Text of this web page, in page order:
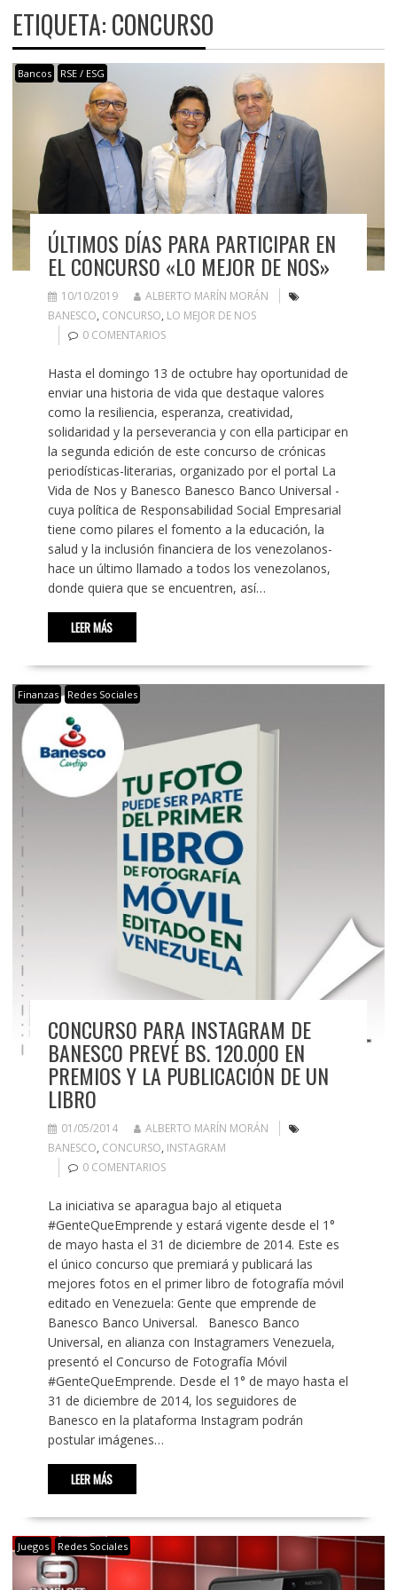
ETIQUETA:CONCURSO
Bancos RSE / ESG
ÚLTIMOS DÍAS PARA PARTICIPAR EN
EL CONCURSO «LO MEJOR DE NOS»
10/10/2019
ALBERTO MARÍN MORÁN
BANESCO, CONCURSO, LO MEJOR DE NOS
0 COMENTARIOS
Hasta el domingo 13 de octubre hay oportunidad de
enviar una historia de vida que destaque valores
como la resiliencia, esperanza, creatividad,
solidaridad y la perseverancia y con ella participar en
la segunda edición de este concurso de crónicas
periodísticas-literarias, organizado por el portal La
Vida de Nos y Banesco Banesco Banco Universal -
cuya política de Responsabilidad Social Empresarial
tiene como pilares el fomento a la educación, la
salud y la inclusión financiera de los venezolanos-
hace un último llamado a todos los venezolanos,
donde quiera que se encuentren, así…
LEER MÁS
Finanzas Redes Sociales
CONCURSO PARA INSTAGRAM DE
BANESCO PREVÉ BS. 120.000 EN
PREMIOS Y LA PUBLICACIÓN DE UN
LIBRO
01/05/2014
ALBERTO MARÍN MORÁN
BANESCO, CONCURSO, INSTAGRAM
0 COMENTARIOS
La iniciativa se aparagua bajo al etiqueta
#GenteQueEmprende y estará vigente desde el 1°
de mayo hasta el 31 de diciembre de 2014. Este es
el único concurso que premiará y publicará las
mejores fotos en el primer libro de fotografía móvil
editado en Venezuela: Gente que emprende de
Banesco Banco Universal. Banesco Banco
Universal, en alianza con Instagramers Venezuela,
presentó el Concurso de Fotografía Móvil
#GenteQueEmprende. Desde el 1° de mayo hasta el
31 de diciembre de 2014, los seguidores de
Banesco en la plataforma Instagram podrán
postular imágenes…
LEER MÁS
Juegos Redes Sociales